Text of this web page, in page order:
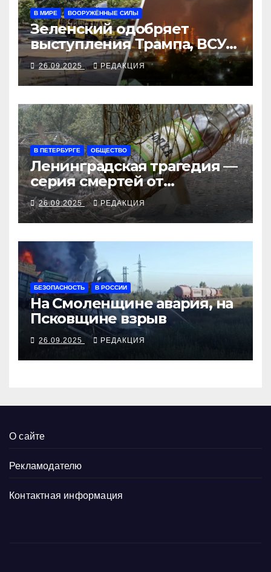
В МИРЕ ВООРУЖЁННЫЕ СИЛЫ
Зеленский одобряет
выступления Трампа, ВСУ
закрыли Добропольский
рубеж
26.09.2025 РЕДАКЦИЯ
В ПЕТЕРБУРГЕ ОБЩЕСТВО
Ленинградская трагедия —
серия смертей от
алкосуррогата
26.09.2025 РЕДАКЦИЯ
БЕЗОПАСНОСТЬ В РОССИИ
На Смоленщине авария, на
Псковщине взрыв
26.09.2025 РЕДАКЦИЯ
О сайте
Рекламодателю
Контактная информация